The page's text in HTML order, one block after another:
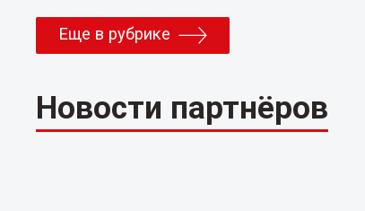
Еще в рубрике
Новости партнёров